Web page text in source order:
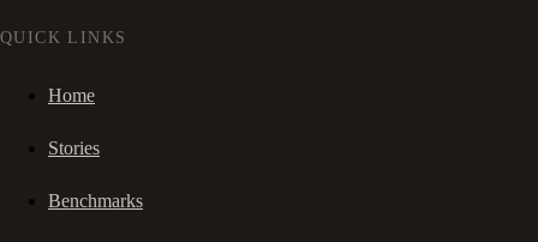
QUICK LINKS
Home
Stories
Benchmarks